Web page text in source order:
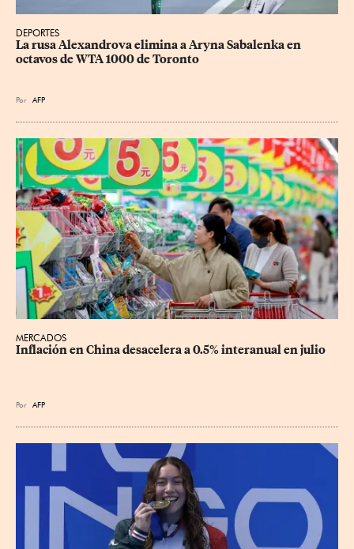
DEPORTES
La rusa Alexandrova elimina a Aryna Sabalenka en
octavos de WTA 1000 de Toronto
Por AFP
MERCADOS
Inflación en China desacelera a 0.5% interanual en julio
Por AFP